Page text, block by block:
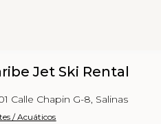
Jet Ski Rental
Calle Chapin G-8, Salinas
/ Acuáticos